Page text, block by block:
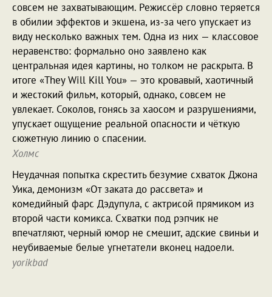
совсем не захватывающим. Режиссёр словно теряется
в обилии эффектов и экшена, из-за чего упускает из
виду несколько важных тем. Одна из них — классовое
неравенство: формально оно заявлено как
центральная идея картины, но толком не раскрыта. В
итоге «They Will Kill You» — это кровавый, хаотичный
и жестокий фильм, который, однако, совсем не
увлекает. Соколов, гонясь за хаосом и разрушениями,
упускает ощущение реальной опасности и чёткую
сюжетную линию о спасении.
Холмс
Неудачная попытка скрестить безумие схваток Джона
Уика, демонизм «От заката до рассвета» и
комедийный фарс Дэдупула, с актрисой прямиком из
второй части комикса. Схватки под рэпчик не
впечатляют, черный юмор не смешит, адские свиньи и
неубиваемые белые угнетатели вконец надоели.
yorikbad